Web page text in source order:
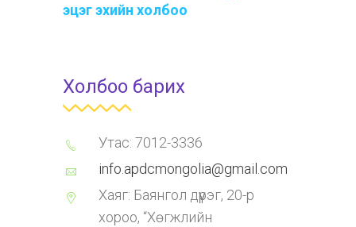
эцэг эхийн холбоо
Холбоо барих
Утас: 7012-3336
info.apdcmongolia@gmail.com
Хаяг: Баянгол дүүрэг, 20-р
хороо, “Хөгжлийн